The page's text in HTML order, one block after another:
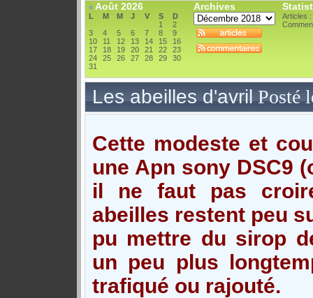
« Août 2026
L M M J V S
D
1
2
3
4 5 6 7 8
9
10
11 12 13 14 15
16
17
18 19 20 21 22
23
24
25 26 27 28 29
30
31
Archives
Articles :
Les abeilles d'avril Posté
Cette modeste et
une Apn sony DSC9
il ne faut pas
abeilles restent peu
pu mettre du sirop
un peu plus
trafiqué ou rajouté.